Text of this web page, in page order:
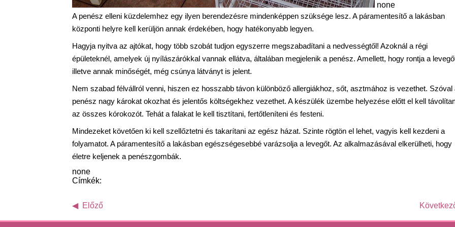
none
A penész elleni küzdelemhez egy ilyen berendezésre mindenképpen szüksége lesz. A páramentesítő a lakásban
központi helyre kell kerüljön annak érdekében, hogy hatékonyabb legyen.
Hagyja nyitva az ajtókat, hogy több szobát tudjon egyszerre megszabadítani a nedvességtől! Azoknál a régi
épületeknél, amelyek új nyílászárókkal vannak ellátva, általában megjelenik a penész. Amellett, hogy rontja a
illetve annak minőségét, még csúnya látványt is jelent.
Nem szabad félvállról venni, hiszen ez hosszabb távon különböző allergiákhoz, sőt, asztmához is vezethet. Szóval
penész nagy károkat okozhat és jelentős költségekhez vezethet. A készülék üzembe helyezése előtt el kell
az összes kórokozót. Tehát a falakat le kell tisztítani, fertőtleníteni és festeni.
Mindezeket követően ki kell szellőztetni és takarítani az egész házat. Szinte rögtön el lehet, vagyis kell kezdeni a
folyamatot. A páramentesítő a lakásban egészségesebbé varázsolja a levegőt. Az alkalmazásával elkerülheti, hogy
életre keljenek a penészgombák.
none
Címkék:
Előző